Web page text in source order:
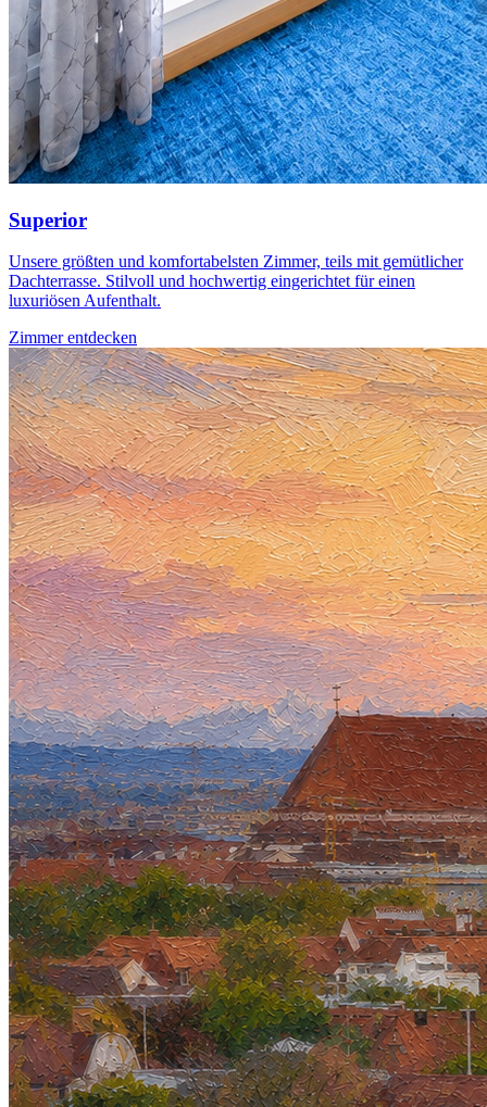
Superior
Unsere größten und komfortabelsten Zimmer, teils mit gemütlicher
Dachterrasse. Stilvoll und hochwertig eingerichtet für einen
luxuriösen Aufenthalt.
Zimmer entdecken